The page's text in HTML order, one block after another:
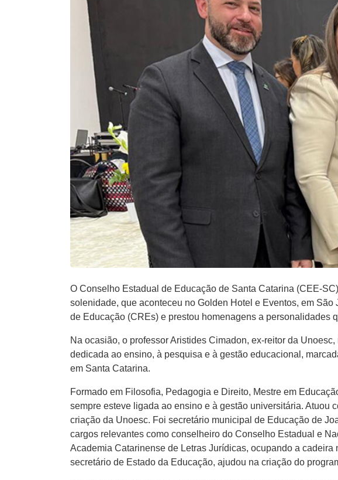
O Conselho Estadual de Educação de Santa Catarina (CEE-
solenidade, que aconteceu no Golden Hotel e Eventos, em
de Educação (CREs) e prestou homenagens a personalidades
Na ocasião, o professor Aristides Cimadon, ex-reitor da
dedicada ao ensino, à pesquisa e à gestão educacional,
em Santa Catarina.
Formado em Filosofia, Pedagogia e Direito, Mestre em
sempre esteve ligada ao ensino e à gestão universitária. Atuou
criação da Unoesc. Foi secretário municipal de Educação de
cargos relevantes como conselheiro do Conselho Estadual e
Academia Catarinense de Letras Jurídicas, ocupando a
secretário de Estado da Educação, ajudou na criação do